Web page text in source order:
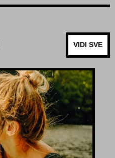
VIDI SVE